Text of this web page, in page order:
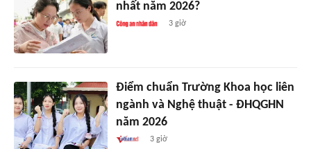
nhất năm 2026?
3 giờ
Điểm chuẩn Trường Khoa học liên
ngành và Nghệ thuật - ĐHQGHN
năm 2026
3 giờ